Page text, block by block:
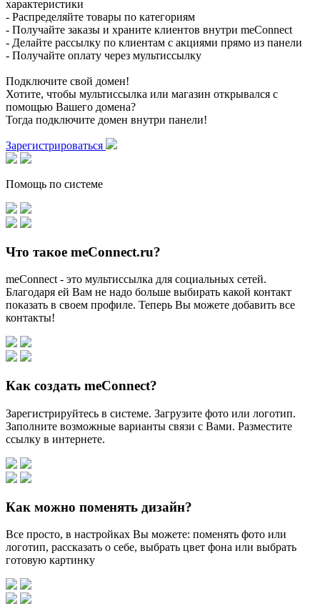
характеристики
- Распределяйте товары по категориям
- Получайте заказы и храните клиентов внутри meConnect
- Делайте рассылку по клиентам с акциями прямо из панели
- Получайте оплату через мультиссылку
Подключите свой домен!
Хотите, чтобы мультиссылка или магазин открывался с
помощью Вашего домена?
Тогда подключите домен внутри панели!
Зарегистрироваться
Помощь по системе
Что такое meConnect.ru?
meConnect - это мультиссылка для социальных сетей.
Благодаря ей Вам не надо больше выбирать какой контакт
показать в своем профиле. Теперь Вы можете добавить все
контакты!
Как создать meConnect?
Зарегистрируйтесь в системе. Загрузите фото или логотип.
Заполните возможные варианты связи с Вами. Разместите
ссылку в интернете.
Как можно поменять дизайн?
Все просто, в настройках Вы можете: поменять фото или
логотип, рассказать о себе, выбрать цвет фона или выбрать
готовую картинку